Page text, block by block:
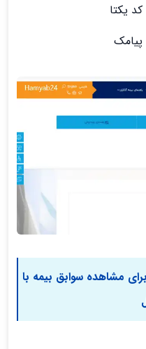
یکتا
پیامک
مشاهده سوابق بیمه با